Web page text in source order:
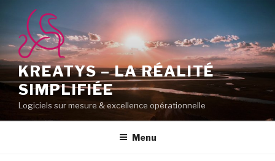
contenu
principal
KREATYS – LA RÉALITÉ
SIMPLIFIÉE
Logiciels sur mesure & excellence opérationnelle
Menu